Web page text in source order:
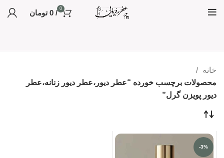
0
/
0 تومان
خانه
محصولات برچسب خورده “عطر دیور،عطر دیور زنانه،عطر
دیور پویزن گرل”
-3%